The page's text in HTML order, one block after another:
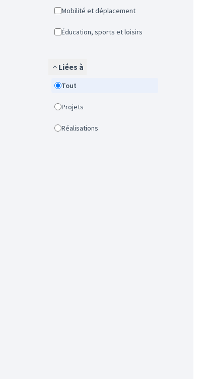
Mobilité et déplacement
Éducation, sports et loisirs
Liées à
Tout
Projets
Réalisations